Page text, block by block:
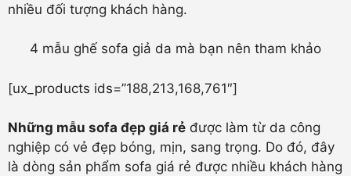
nhiều đối tượng khách hàng.
4 mẫu ghế sofa giả da mà bạn nên tham khảo
[ux_products ids=”188,213,168,761″]
Những mẫu sofa đẹp giá rẻ được làm từ da công
nghiệp có vẻ đẹp bóng, mịn, sang trọng. Do đó, đây
là dòng sản phẩm sofa giá rẻ được nhiều khách hàng